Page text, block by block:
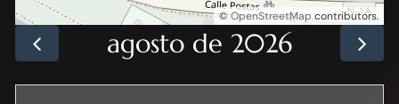
©OpenStreetMapcontributors.
agosto de 2026